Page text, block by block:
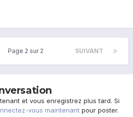
SUIVANT
Page 2 sur 2
et vous enregistrez plus tard. Si
vous maintenant pour poster.